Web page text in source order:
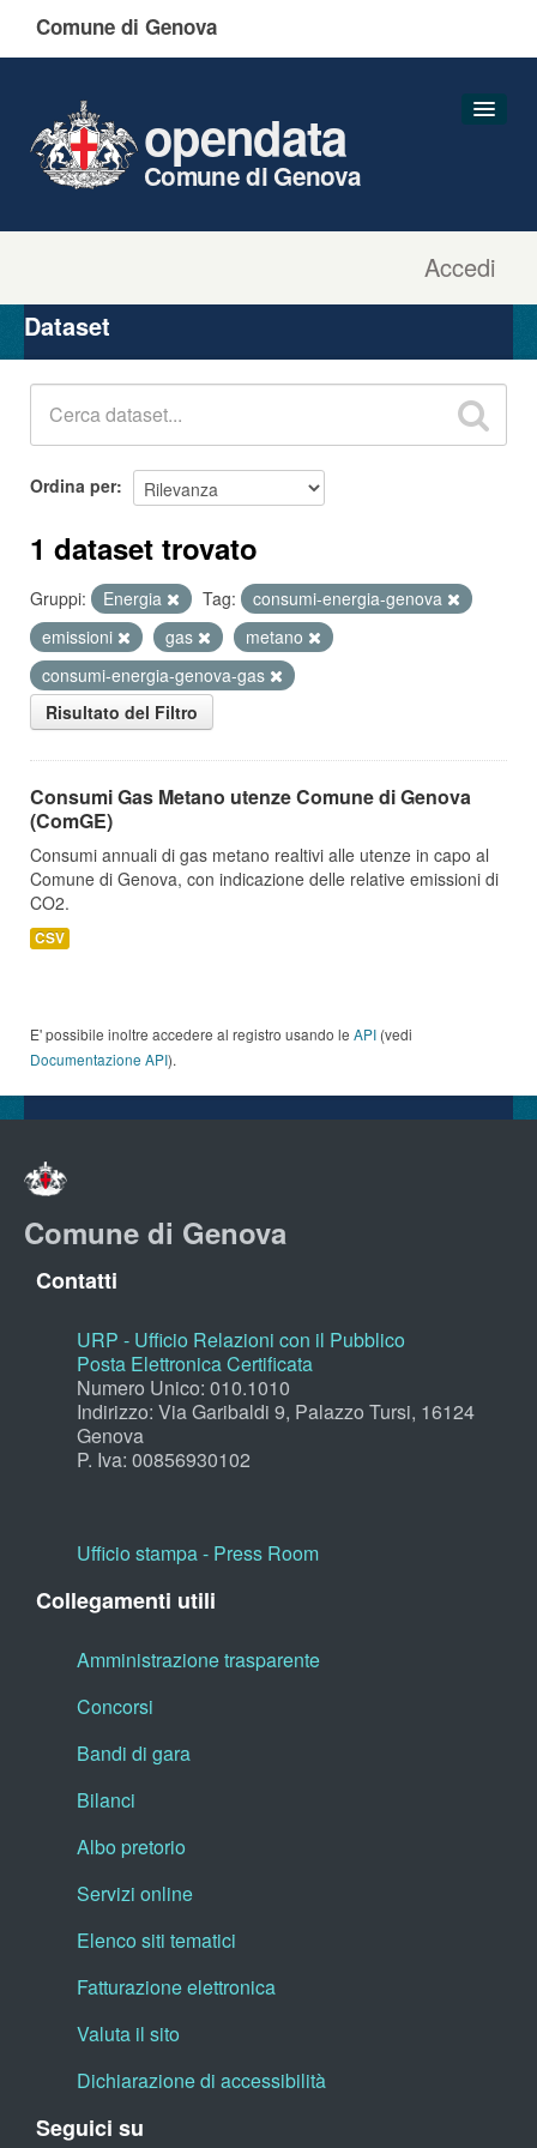
Comune di Genova
Accedi
opendata
Comune di Genova
Organizzazioni
Gruppi
Dataset
Ordina per
1 dataset trovato
Gruppi: Energia Tag:
consumi-energia-genova
emissioni
gas
metano
consumi-energia-genova-gas
Risultato del Filtro
Consumi Gas Metano utenze Comune di Genova
(ComGE)
Consumi annuali di gas metano realtivi alle utenze in capo al
Comune di Genova, con indicazione delle relative emissioni di
CO2.
CSV
E' possibile inoltre accedere al registro usando le API (vedi
Documentazione API).
Comune di Genova
Contatti
URP - Ufficio Relazioni con il Pubblico
Posta Elettronica Certificata
Numero Unico: 010.1010
Indirizzo: Via Garibaldi 9, Palazzo Tursi, 16124
Genova
P. Iva: 00856930102
Ufficio stampa - Press Room
Collegamenti utili
Amministrazione trasparente
Concorsi
Bandi di gara
Bilanci
Albo pretorio
Servizi online
Elenco siti tematici
Fatturazione elettronica
Valuta il sito
Dichiarazione di accessibilità
Seguici su